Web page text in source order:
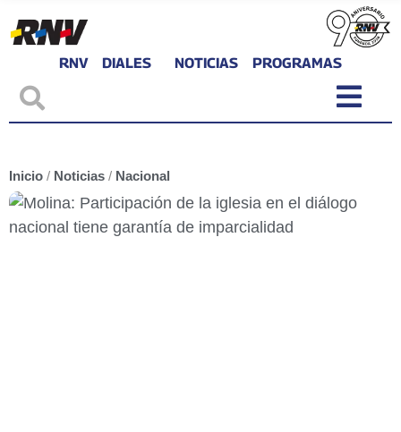
RNV DIALES NOTICIAS PROGRAMAS
Inicio / Noticias / Nacional